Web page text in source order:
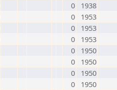
0
1938
0
1953
0
1953
0
1953
0
1950
0
1950
0
1950
0
1950